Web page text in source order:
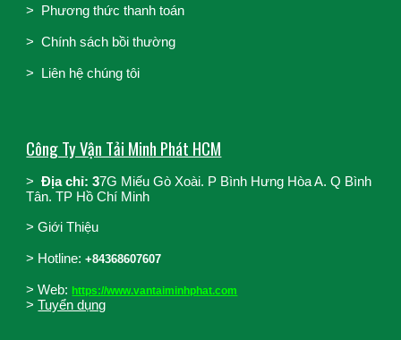
> Phương thức thanh toán
>Chính sách bồi thường
> Liên hệ chúng tôi
Công Ty Vận Tải Minh Phát HCM
>Địa chỉ: 37G Miếu Gò Xoài. P Bình Hưng Hòa A. Q Bình
Tân. TP Hồ Chí Minh
>Giới Thiệu
> Hotline: +84368607607
> Web: https://www.vantaiminhphat.com
>Tuyển dụng